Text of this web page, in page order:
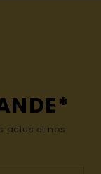
actus et nos